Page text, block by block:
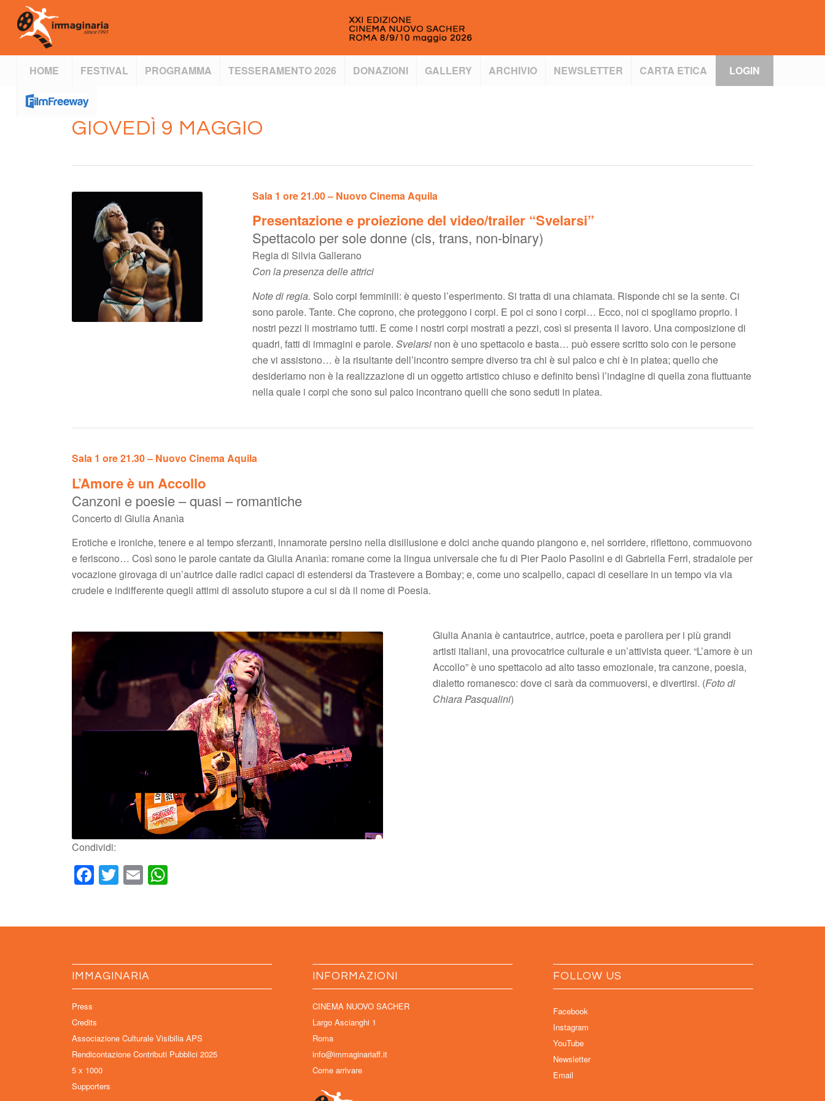
HOME FESTIVAL PROGRAMMA TESSERAMENTO 2026 DONAZIONI GALLERY ARCHIVIO NEWSLETTER CARTA ETICA LOGIN
GIOVEDÌ 9 MAGGIO
Sala 1 ore 21.00 – Nuovo Cinema Aquila
Presentazione e proiezione del video/trailer “Svelarsi”
Spettacolo per sole donne (cis, trans, non-binary)
Regia di Silvia Gallerano
Con la presenza delle attrici
Note di regia. Solo corpi femminili: è questo l’esperimento. Si tratta di una chiamata. Risponde chi se la sente. Ci
sono parole. Tante. Che coprono, che proteggono i corpi. E poi ci sono i corpi… Ecco, noi ci spogliamo proprio. I
nostri pezzi li mostriamo tutti. E come i nostri corpi mostrati a pezzi, così si presenta il lavoro. Una composizione di
quadri, fatti di immagini e parole.Svelarsi non è uno spettacolo e basta… può essere scritto solo con le persone
che vi assistono… è la risultante dell’incontro sempre diverso tra chi è sul palco e chi è in platea; quello che
desideriamo non è la realizzazione di un oggetto artistico chiuso e definito bensì l’indagine di quella zona fluttuante
nella quale i corpi che sono sul palco incontrano quelli che sono seduti in platea.
Sala 1 ore 21.30 – Nuovo Cinema Aquila
L’Amore è un Accollo
Canzoni e poesie – quasi – romantiche
Concerto di Giulia Ananìa
Erotiche e ironiche, tenere e al tempo sferzanti, innamorate persino nella disillusione e dolci anche quando piangono e, nel sorridere, riflettono, commuovono
e feriscono… Così sono le parole cantate da Giulia Ananìa: romane come la lingua universale che fu di Pier Paolo Pasolini e di Gabriella Ferri, stradaiole per
vocazione girovaga di un’autrice dalle radici capaci di estendersi da Trastevere a Bombay; e, come uno scalpello, capaci di cesellare in un tempo via via
crudele e indifferente quegli attimi di assoluto stupore a cui si dà il nome di Poesia.
Giulia Anania è cantautrice, autrice, poeta e paroliera per i più grandi
artisti italiani, una provocatrice culturale e un’attivista queer. “L’amore è un
Accollo” è uno spettacolo ad alto tasso emozionale, tra canzone, poesia,
dialetto romanesco: dove ci sarà da commuoversi, e divertirsi. (Foto di
Chiara Pasqualini)
Condividi:
Facebook
Twitter
Email
IMMAGINARIA
Press
Credits
Associazione Culturale Visibilia APS
Rendicontazione Contributi Pubblici 2025
5 x 1000
Supporters
INFORMAZIONI
CINEMA NUOVO SACHER
Largo Ascianghi 1
Roma
info@immaginariaff.it
Come arrivare
FOLLOW US
Facebook
Instagram
YouTube
Newsletter
Email